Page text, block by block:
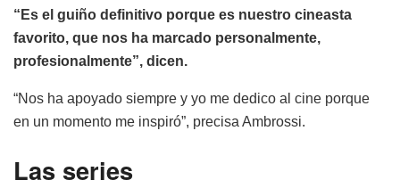
“Es el guiño definitivo porque es nuestro cineasta
favorito, que nos ha marcado personalmente,
profesionalmente”, dicen.
“Nos ha apoyado siempre y yo me dedico al cine porque
en un momento me inspiró”, precisa Ambrossi.
Las series